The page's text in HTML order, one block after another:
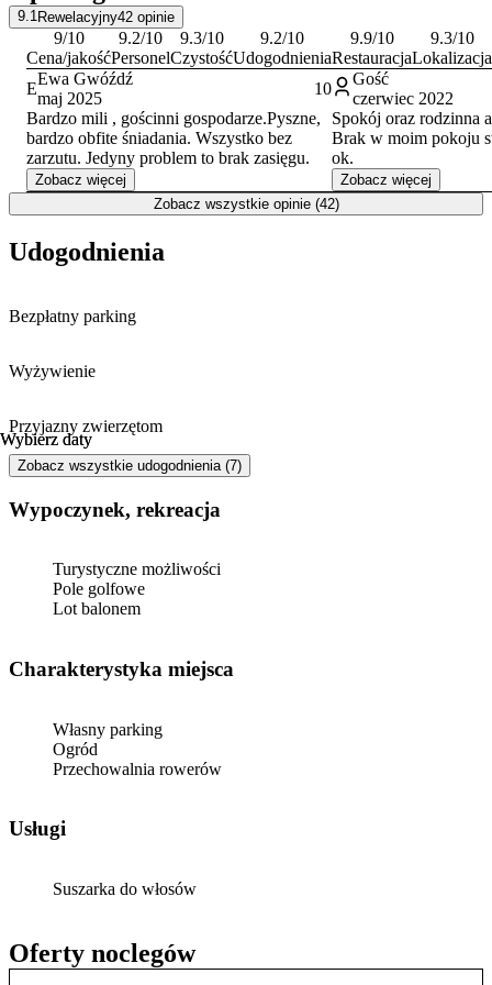
9.1Rewelacyjny42 opinie
9/10
Cena/jakość
9.2/10
Personel
9.3/10
Czystość
9.2/10
Udogodnienia
9.9/10
Restauracja
9.3/10
Lokalizacja
E
Ewa Gwóźdź
maj 2025
10
Bardzo mili , gościnni gospodarze.Pyszne,
bardzo obfite śniadania. Wszystko bez
zarzutu. Jedyny problem to brak zasięgu.
Zobacz więcej
Gość
czerwiec 2022
Spokój oraz rodzinna
Brak w moim pokoju
ok.
Zobacz więcej
Zobacz wszystkie opinie (42)
Wybierz daty
Oferty noclegów
Wybierz daty
Udogodnienia
Bezpłatny parking
Wyżywienie
Przyjazny zwierzętom
Zobacz wszystkie udogodnienia (7)
Wypoczynek, rekreacja
Turystyczne możliwości
Pole golfowe
Lot balonem
Charakterystyka miejsca
Własny parking
Ogród
Przechowalnia rowerów
Usługi
Suszarka do włosów